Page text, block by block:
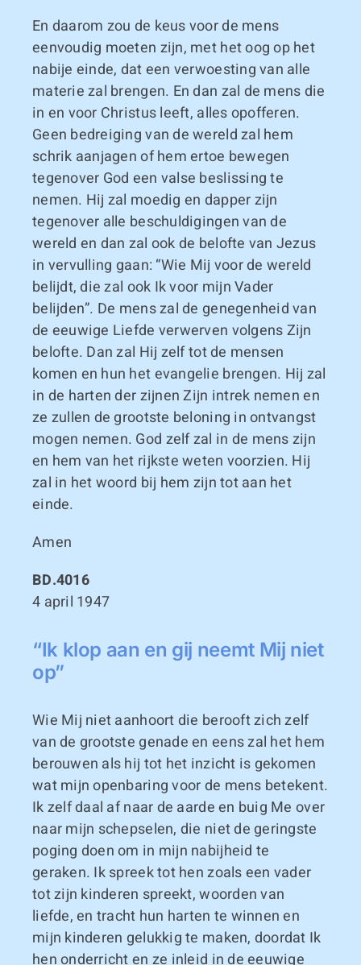
En daarom zou de keus voor de mens
eenvoudig moeten zijn, met het oog op het
nabije einde, dat een verwoesting van alle
materie zal brengen. En dan zal de mens die
in en voor Christus leeft, alles opofferen.
Geen bedreiging van de wereld zal hem
schrik aanjagen of hem ertoe bewegen
tegenover God een valse beslissing te
nemen. Hij zal moedig en dapper zijn
tegenover alle beschuldigingen van de
wereld en dan zal ook de belofte van Jezus
in vervulling gaan: “Wie Mij voor de wereld
belijdt, die zal ook Ik voor mijn Vader
belijden”. De mens zal de genegenheid van
de eeuwige Liefde verwerven volgens Zijn
belofte. Dan zal Hij zelf tot de mensen
komen en hun het evangelie brengen. Hij zal
in de harten der zijnen Zijn intrek nemen en
ze zullen de grootste beloning in ontvangst
mogen nemen. God zelf zal in de mens zijn
en hem van het rijkste weten voorzien. Hij
zal in het woord bij hem zijn tot aan het
einde.
Amen
BD.4016
4 april 1947
“Ik klop aan en gij neemt Mij niet
op”
Wie Mij niet aanhoort die berooft zich zelf
van de grootste genade en eens zal het hem
berouwen als hij tot het inzicht is gekomen
wat mijn openbaring voor de mens betekent.
Ik zelf daal af naar de aarde en buig Me over
naar mijn schepselen, die niet de geringste
poging doen om in mijn nabijheid te
geraken. Ik spreek tot hen zoals een vader
tot zijn kinderen spreekt, woorden van
liefde, en tracht hun harten te winnen en
mijn kinderen gelukkig te maken, doordat Ik
hen onderricht en ze inleid in de eeuwige